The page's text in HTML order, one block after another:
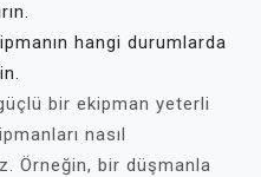
hangi durumlarda
bir ekipman yeterli
nasıl
Örneğin, bir düşmanla